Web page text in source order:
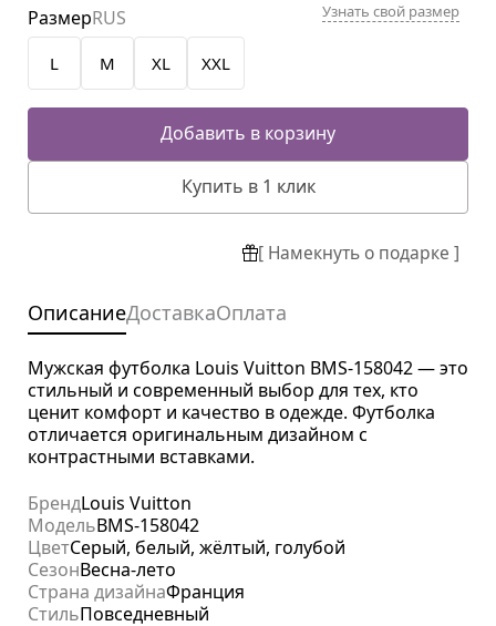
L M XL XXL
РазмерRUS Узнать свой размер
Добавить в корзину
Купить в 1 клик
[ Намекнуть о подарке ]
ОписаниеДоставкаОплата
Мужская футболка Louis Vuitton BMS-158042 — это
стильный и современный выбор для тех, кто
ценит комфорт и качество в одежде. Футболка
отличается оригинальным дизайном с
контрастными вставками.
БрендLouis Vuitton
МодельBMS-158042
ЦветСерый, белый, жёлтый, голубой
СезонВесна-лето
Страна дизайнаФранция
СтильПовседневный